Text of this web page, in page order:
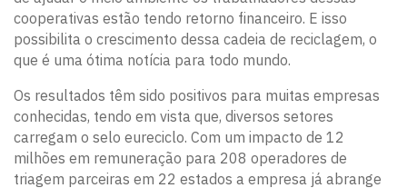
cooperativas estão tendo retorno financeiro. E isso
possibilita o crescimento dessa cadeia de reciclagem, o
que é uma ótima notícia para todo mundo.
Os resultados têm sido positivos para muitas empresas
conhecidas, tendo em vista que, diversos setores
carregam o selo eureciclo. Com um impacto de 12
milhões em remuneração para 208 operadores de
triagem parceiras em 22 estados a empresa já abrange